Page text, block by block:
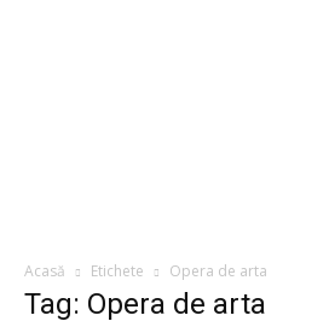
Acasă Etichete Opera de arta
Tag: Opera de arta